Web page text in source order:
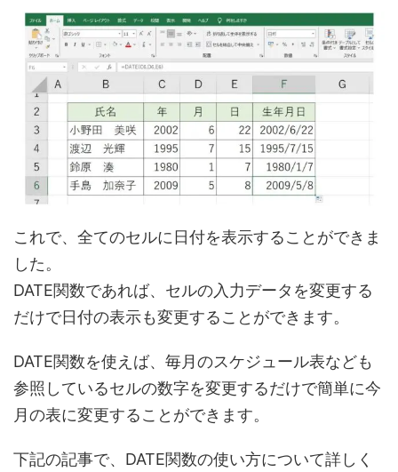
これで、全てのセルに日付を表示することができま
した。
DATE関数であれば、セルの入力データを変更する
だけで日付の表示も変更することができます。
DATE関数を使えば、毎月のスケジュール表なども
参照しているセルの数字を変更するだけで簡単に今
月の表に変更することができます。
下記の記事で、DATE関数の使い方について詳しく